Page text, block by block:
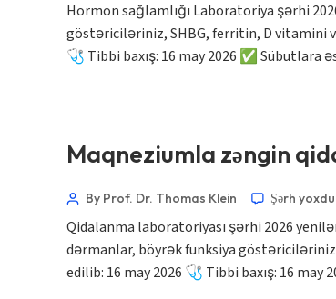
Hormon sağlamlığı Laboratoriya şərhi
göstəriciləriniz, SHBG, ferritin, D vitamini
🩺 Tibbi baxış: 16 may 2026 ✅ Sübutlara
Maqneziumla zəngin
By Prof. Dr. Thomas Klein Şərh
Qidalanma laboratoriyası şərhi 2026
dərmanlar, böyrək funksiya
edilib: 16 may 2026 🩺 Tibbi baxış: 16 may